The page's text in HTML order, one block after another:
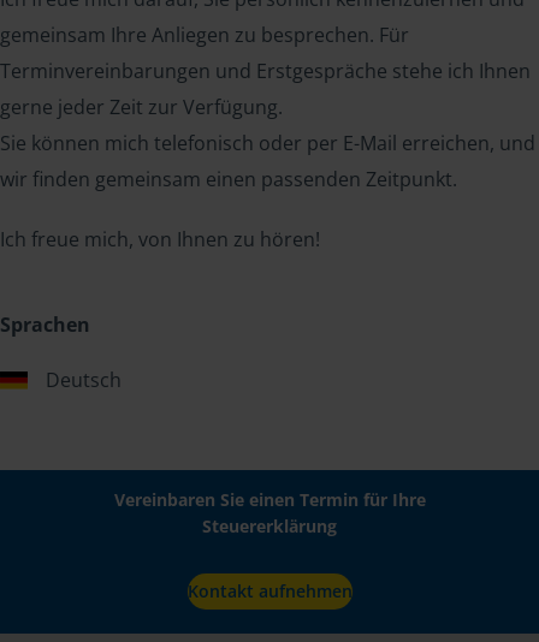
gemeinsam Ihre Anliegen zu besprechen. Für
Terminvereinbarungen und Erstgespräche stehe ich Ihnen
gerne jeder Zeit zur Verfügung.
Sie können mich telefonisch oder per E-Mail erreichen, und
wir finden gemeinsam einen passenden Zeitpunkt.
Ich freue mich, von Ihnen zu hören!
Sprachen
Deutsch
Vereinbaren Sie einen Termin für Ihre
Steuererklärung
Kontakt aufnehmen